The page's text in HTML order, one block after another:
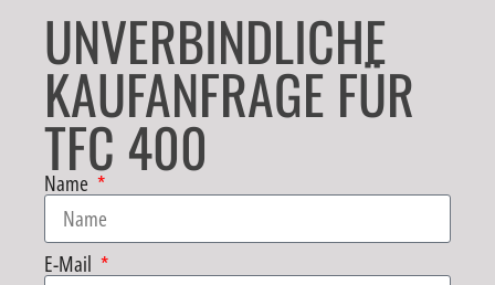
UNVERBINDLICHE
KAUFANFRAGE FÜR
TFC 400
Name
E-Mail